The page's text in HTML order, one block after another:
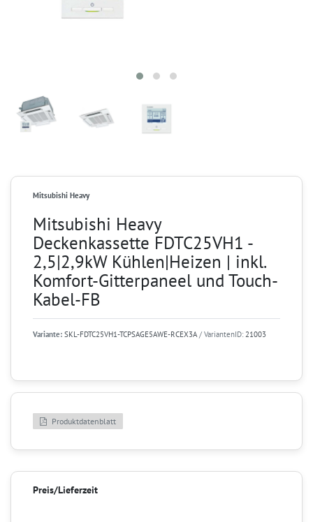
Mitsubishi Heavy
Mitsubishi Heavy
Deckenkassette FDTC25VH1 -
2,5|2,9kW Kühlen|Heizen | inkl.
Komfort-Gitterpaneel und Touch-
Kabel-FB
Variante: SKL-FDTC25VH1-TCPSAGE5AWE-RCEX3A / VariantenID: 21003
Produktdatenblatt
Preis/Lieferzeit